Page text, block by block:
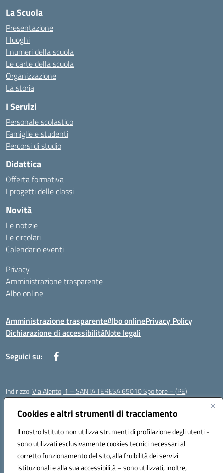
Cookies e altri strumenti di tracciamento
Il nostro Istituto non utilizza strumenti di profilazione degli utenti -
sono utilizzati esclusivamente cookies tecnici necessari al
corretto funzionamento del sito, alla fruibilità dei servizi
istituzionali e alla sua accessibilità – sono utilizzati, inoltre,
La Scuola
Presentazione
I luoghi
I numeri della scuola
Le carte della scuola
Organizzazione
La storia
I Servizi
Personale scolastico
Famiglie e studenti
Percorsi di studio
Didattica
Offerta formativa
I progetti delle classi
Novità
Le notizie
Le circolari
Calendario eventi
Privacy
Amministrazione trasparente
Albo online
Amministrazione trasparenteAlbo onlinePrivacy Policy
Dichiarazione di accessibilitàNote legali
Seguici su:
Indirizzo:Via Alento, 1 – SANTA TERESA 65010 Spoltore – (PE)
Centralino:
Posta elettronica certificata (PEC):peee052003@pec.istruzione.it
Codice fiscale: 80006490686
Codice meccanografico:peee052003
Codice Indice delle Pubbliche Amministrazioni (IPA): istsc_peee052003
Codice unico di fatturazione (CUF): UF01MF